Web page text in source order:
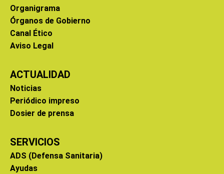
Organigrama
Órganos de Gobierno
Canal Ético
Aviso Legal
ACTUALIDAD
Noticias
Periódico impreso
Dosier de prensa
SERVICIOS
ADS (Defensa Sanitaria)
Ayudas